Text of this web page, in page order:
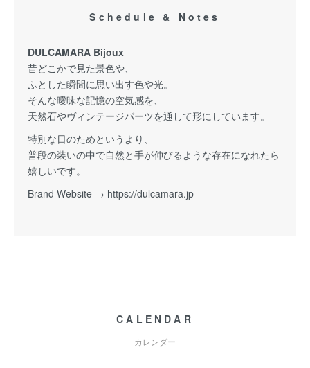
Schedule & Notes
DULCAMARA Bijoux
昔どこかで見た景色や、
ふとした瞬間に思い出す色や光。
そんな曖昧な記憶の空気感を、
天然石やヴィンテージパーツを通して形にしています。
特別な日のためというより、
普段の装いの中で自然と手が伸びるような存在になれたら
嬉しいです。
Brand Website → https://dulcamara.jp
CALENDAR
カレンダー